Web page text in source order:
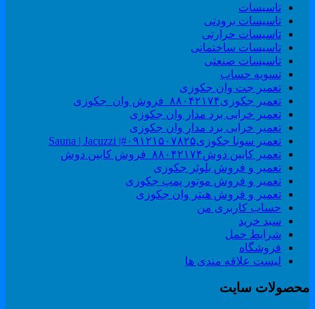
تاسیسات
تاسیسات برودتی
تاسیسات حرارتی
تاسیسات ساختمانی
تاسیسات صنعتی
تسویه حساب
تعمیر جت وان جکوزی
تعمیر جکوزی۸۸۰۴۲۱۷۴_فروش وان_جکوزی
تعمیر خرابی برد مدار وان جکوزی
تعمیر خرابی برد مدار وان جکوزی
تعمیر سونا جکوزی۰۹۱۲۱۵۰۷۸۲۵#| Sauna | Jacuzzi
تعمیر کابین دوش۸۸۰۴۲۱۷۴_فروش کابین دوش
تعمیر و فروش بلوئر جکوزی
تعمیر و فروش موتور پمپ جکوزی
تعمیر و فروش هیتر وان جکوزی
حساب کاربری من
سبد خرید
شرایط حمل
فروشگاه
لیست علاقه مندی ها
سایت